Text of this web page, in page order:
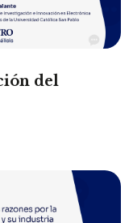
del